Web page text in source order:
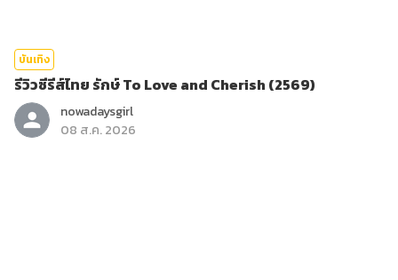
บันเทิง
รีวิวซีรีส์ไทย รักษ์ To Love and Cherish (2569)
nowadaysgirl
08 ส.ค. 2026